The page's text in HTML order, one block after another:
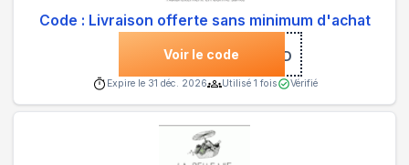
Code : Livraison offerte sans minimum d'achat
Voir le code***IAKID
Expire le 31 déc. 2026 Utilisé 1 fois Vérifié